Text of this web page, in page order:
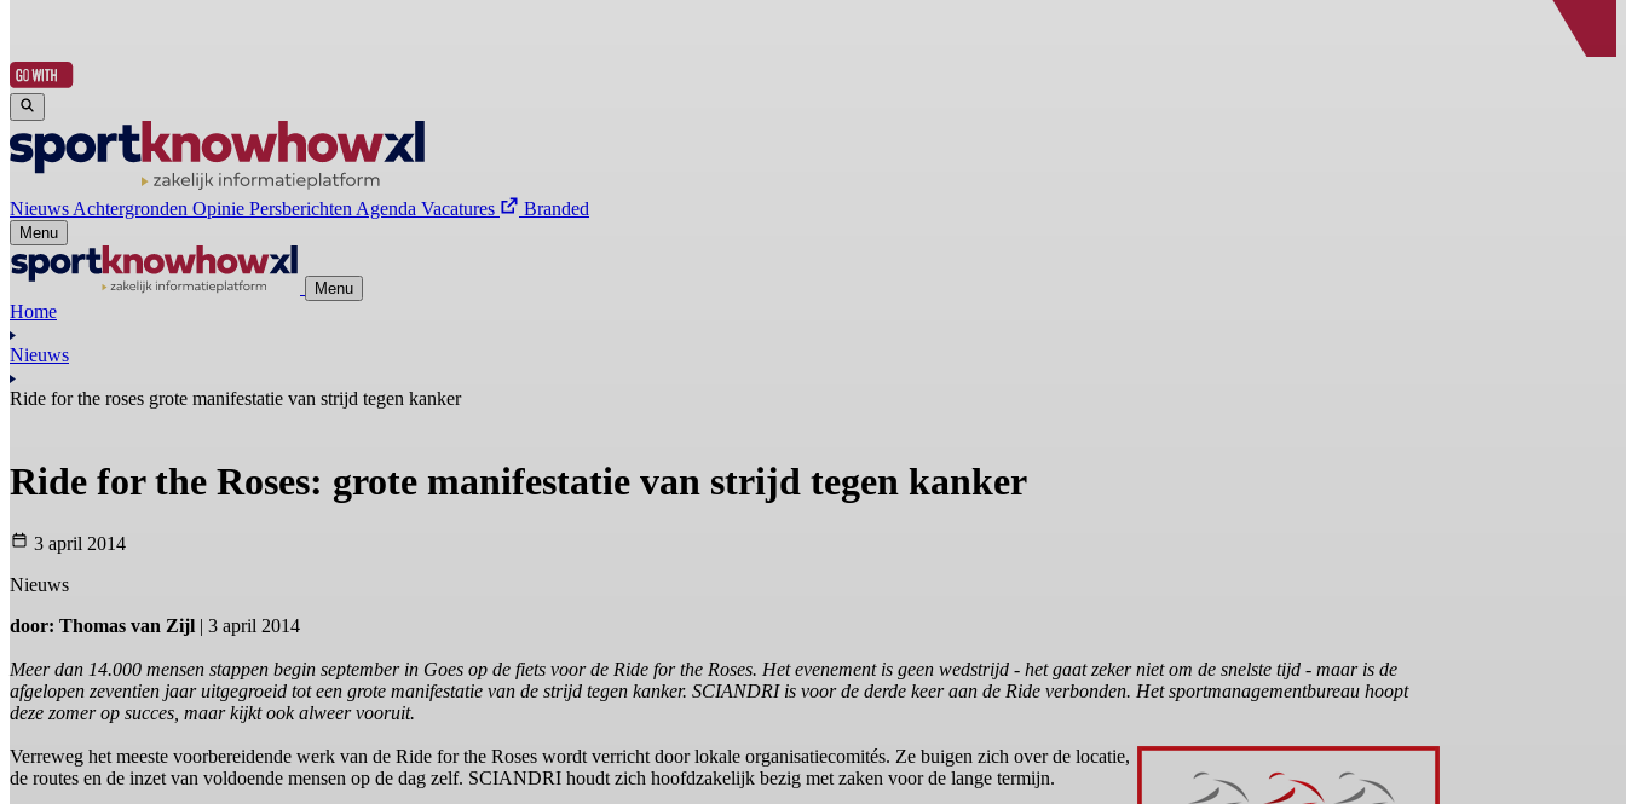
Nieuws Achtergronden Opinie Persberichten Agenda Vacatures Branded
Menu
Menu
Home
Nieuws
Ride for the roses grote manifestatie van strijd tegen kanker
Ride for the Roses: grote manifestatie van strijd tegen kanker
3 april 2014
Nieuws
door: Thomas van Zijl | 3 april 2014
Meer dan 14.000 mensen stappen begin september in Goes op de fiets voor de Ride for the Roses. Het evenement is geen wedstrijd - het gaat zeker niet om de snelste tijd - maar is de
afgelopen zeventien jaar uitgegroeid tot een grote manifestatie van de strijd tegen kanker. SCIANDRI is voor de derde keer aan de Ride verbonden. Het sportmanagementbureau hoopt
deze zomer op succes, maar kijkt ook alweer vooruit.
Verreweg het meeste voorbereidende werk van de Ride for the Roses wordt verricht door lokale organisatiecomités. Ze buigen zich over de locatie,
de routes en de inzet van voldoende mensen op de dag zelf. SCIANDRI houdt zich hoofdzakelijk bezig met zaken voor de lange termijn.